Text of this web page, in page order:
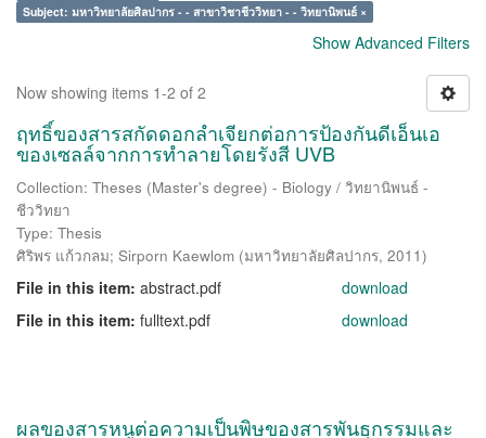
Subject: มหาวิทยาลัยศิลปากร - - สาขาวิชาชีววิทยา - - วิทยานิพนธ์ ×
Show Advanced Filters
Now showing items 1-2 of 2
ฤทธิ์ของสารสกัดดอกลำเจียกต่อการป้องกันดีเอ็นเอ
ของเซลล์จากการทำลายโดยรังสี UVB
Collection: Theses (Master's degree) - Biology / วิทยานิพนธ์ -
ชีววิทยา
Type: Thesis
ศิริพร แก้วกลม; Sirporn Kaewlom (มหาวิทยาลัยศิลปากร, 2011)
File in this item: abstract.pdf
download
File in this item: fulltext.pdf download
ผลของสารหนูต่อความเป็นพิษของสารพันธุกรรมและ